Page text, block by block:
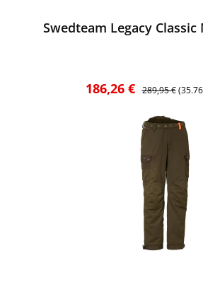
Swedteam Legacy
Verkaufspreis:
186,26 € Regulärer
289,95 €